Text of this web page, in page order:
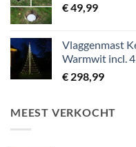
€49,99
Vlaggenmast
Warmwit incl.
€ 298,99
MEEST VERKOCHT